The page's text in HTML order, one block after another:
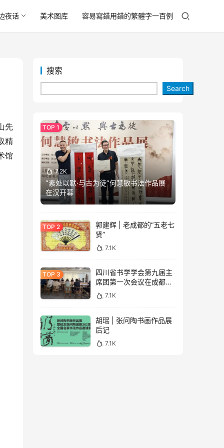
夜话 美术图库 容易寫錯用錯的繁體字一百例
先
精
馆
搜索
Search
7.2K
“素处以默·与古为徒”何慧敏书法作品展
在汉开幕
郭建辉 | 老成都的“五老七
贤”
7.1K
四川省书学学会第九届主
席团第一次会议在成都召
开（附学会专委会成员名
单）
7.1K
胡瑶 | 张问陶书画作品展
后记
7.1K